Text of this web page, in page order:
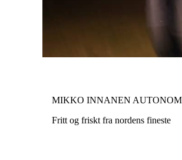
MIKKO INNANEN
Fritt og friskt fra nordens fineste